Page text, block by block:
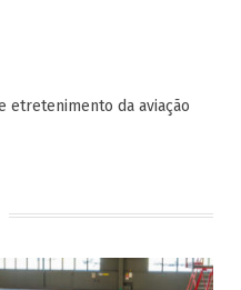
etretenimento da aviação